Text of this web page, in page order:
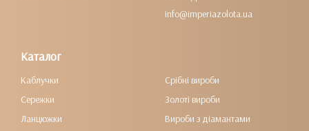
info@imperiazolota.ua
Каталог
Каблучки
Сережки
Ланцюжки
Срібні вироби
Золоті вироби
Вироби з діамантами